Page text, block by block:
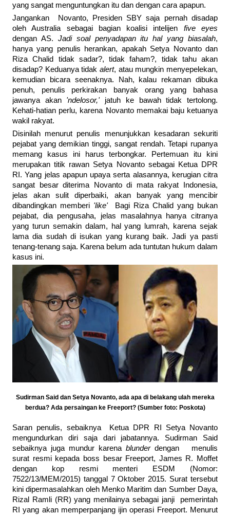
yang sangat menguntungkan itu dan dengan cara apapun.
Jangankan Novanto, Presiden SBY saja pernah disadap
oleh Australia sebagai bagian koalisi intelijen five eyes
dengan AS. Jadi soal penyadapan itu hal yang biasalah,
hanya yang penulis herankan, apakah Setya Novanto dan
Riza Chalid tidak sadar?, tidak faham?, tidak tahu akan
disadap? Keduanya tidak alert, atau mungkin menyepelekan,
kemudian bicara seenaknya. Nah, kalau rekaman dibuka
penuh, penulis perkirakan banyak orang yang bahasa
jawanya akan 'ndelosor,'jatuh ke bawah tidak tertolong.
Kehati-hatian perlu, karena Novanto memakai baju ketuanya
wakil rakyat.
Disinilah menurut penulis menunjukkan kesadaran sekuriti
pejabat yang demikian tinggi, sangat rendah. Tetapi rupanya
memang kasus ini harus terbongkar. Pertemuan itu kini
merupakan titik rawan Setya Novanto sebagai Ketua DPR
RI. Yang jelas apapun upaya serta alasannya, kerugian citra
sangat besar diterima Novanto di mata rakyat Indonesia,
jelas akan sulit diperbaiki, akan banyak yang mencibir
dibandingkan memberi 'like'Bagi Riza Chalid yang bukan
pejabat, dia pengusaha, jelas masalahnya hanya citranya
yang turun semakin dalam, hal yang lumrah, karena sejak
lama dia sudah di isukan yang kurang baik. Jadi ya pasti
tenang-tenang saja. Karena belum ada tuntutan hukum dalam
kasus ini.
Sudirman Said dan Setya Novanto, ada apa di belakang ulah mereka
berdua? Ada persaingan ke Freeport? (Sumber foto: Poskota)
Saran penulis, sebaiknya Ketua DPR RI Setya Novanto
mengundurkan diri saja dari jabatannya. Sudirman Said
sebaiknya juga mundur karena blunderdengan menulis
surat resmi kepada boss besar Freeport, James R. Moffet
dengan kop resmi menteri ESDM (Nomor:
7522/13/MEM/2015) tanggal 7 Oktober 2015. Surat tersebut
kini dipermasalahkan oleh Menko Maritim dan Sumber Daya,
Rizal Ramli (RR) yang menilainya sebagai janji pemerintah
RI yang akan memperpanjang ijin operasi Freeport. Menurut